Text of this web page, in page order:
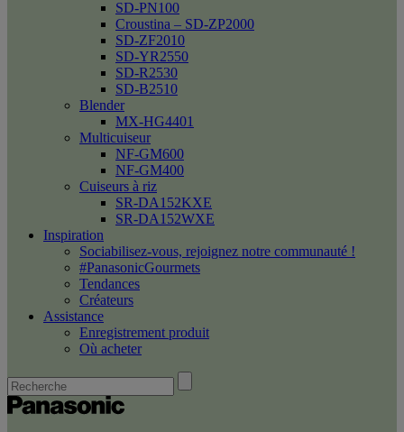
SD-PN100
Croustina – SD-ZP2000
SD-ZF2010
SD-YR2550
SD-R2530
SD-B2510
Blender
MX-HG4401
Multicuiseur
NF-GM600
NF-GM400
Cuiseurs à riz
SR-DA152KXE
SR-DA152WXE
Inspiration
Sociabilisez-vous, rejoignez notre communauté !
#PanasonicGourmets
Tendances
Créateurs
Assistance
Enregistrement produit
Où acheter